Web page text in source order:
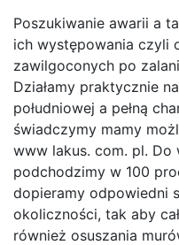
Poszukiwanie awarii a
ich występowania czyli
zawilgoconych po
Działamy praktycznie
południowej a pełną
świadczymy mamy
www lakus. com. pl.
podchodzimy w 100
dopieramy odpowiedni
okoliczności, tak aby
również osuszania